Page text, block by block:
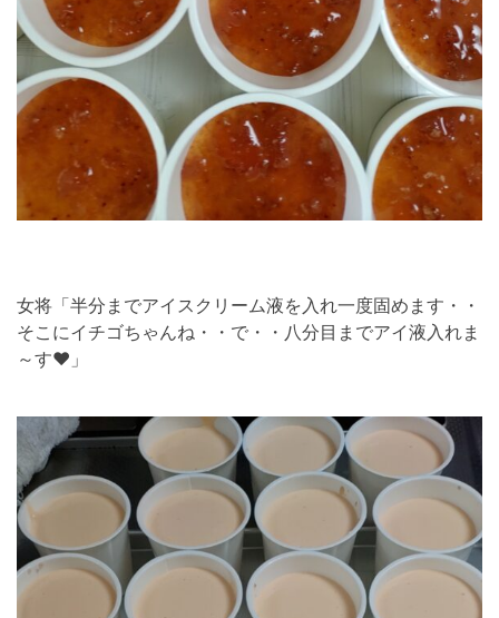
女将「半分までアイスクリーム液を入れ一度固めます・・
そこにイチゴちゃんね・・で・・八分目までアイ液入れま
～す❤」